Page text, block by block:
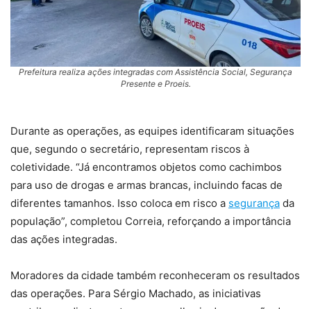
Prefeitura realiza ações integradas com Assistência Social, Segurança
Presente e Proeis.
Durante as operações, as equipes identificaram situações
que, segundo o secretário, representam riscos à
coletividade. “Já encontramos objetos como cachimbos
para uso de drogas e armas brancas, incluindo facas de
diferentes tamanhos. Isso coloca em risco a segurança da
população”, completou Correia, reforçando a importância
das ações integradas.
Moradores da cidade também reconheceram os resultados
das operações. Para Sérgio Machado, as iniciativas